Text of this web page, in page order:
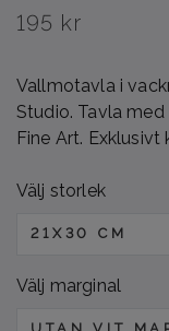
195 kr
Vallmotavla i
Studio. Tavla
Fine Art.
Välj storlek
21X30 CM
Välj marginal